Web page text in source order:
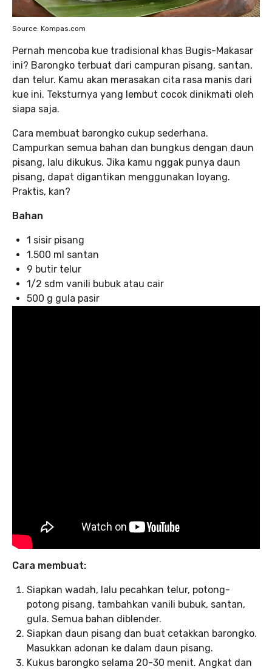
Source: Kompas.com
Pernah mencoba kue tradisional khas Bugis-Makasar
ini? Barongko terbuat dari campuran pisang, santan,
dan telur. Kamu akan merasakan cita rasa manis dari
kue ini. Teksturnya yang lembut cocok dinikmati oleh
siapa saja.
Cara membuat barongko cukup sederhana.
Campurkan semua bahan dan bungkus dengan daun
pisang, lalu dikukus. Jika kamu nggak punya daun
pisang, dapat digantikan menggunakan loyang.
Praktis, kan?
Bahan
1 sisir pisang
1.500 ml santan
9 butir telur
1/2 sdm vanili bubuk atau cair
500 g gula pasir
Cara membuat:
Siapkan wadah, lalu pecahkan telur, potong-
potong pisang, tambahkan vanili bubuk, santan,
gula. Semua bahan diblender.
Siapkan daun pisang dan buat cetakkan barongko.
Masukkan adonan ke dalam daun pisang.
Kukus barongko selama 20-30 menit. Angkat dan